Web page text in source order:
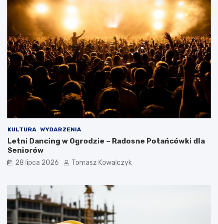
KULTURA WYDARZENIA
Letni Dancing w Ogrodzie – Radosne Potańcówki dla
Seniorów
28 lipca 2026 Tomasz Kowalczyk